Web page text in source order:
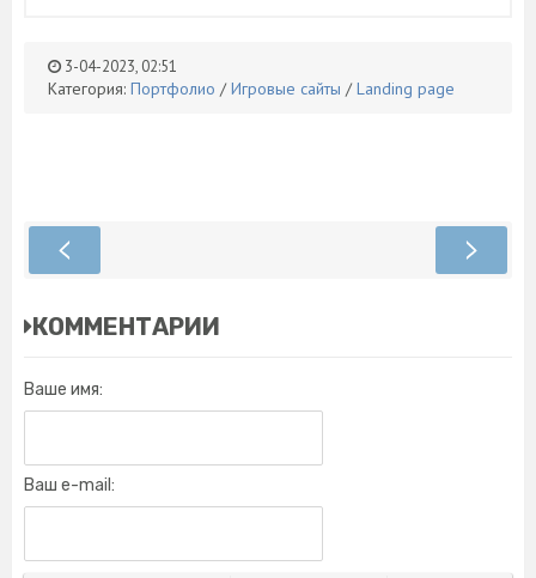
3-04-2023, 02:51
Категория: Портфолио /Игровые сайты /Landing page
КОММЕНТАРИИ
Ваше имя:
Ваш e-mail: